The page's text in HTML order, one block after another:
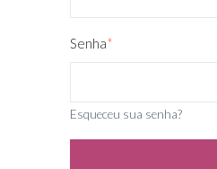
Senha*
Esqueceu sua senha?